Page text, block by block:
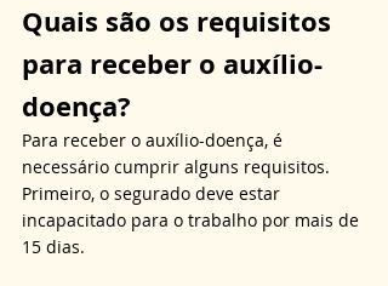
Quais são os requisitos
para receber o auxílio-
doença?
Para receber o auxílio-doença, é
necessário cumprir alguns requisitos.
Primeiro, o segurado deve estar
incapacitado para o trabalho por mais de
15 dias.